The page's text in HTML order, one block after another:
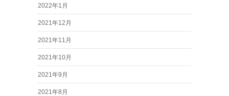
2022年1月
2021年12月
2021年11月
2021年10月
2021年9月
2021年8月